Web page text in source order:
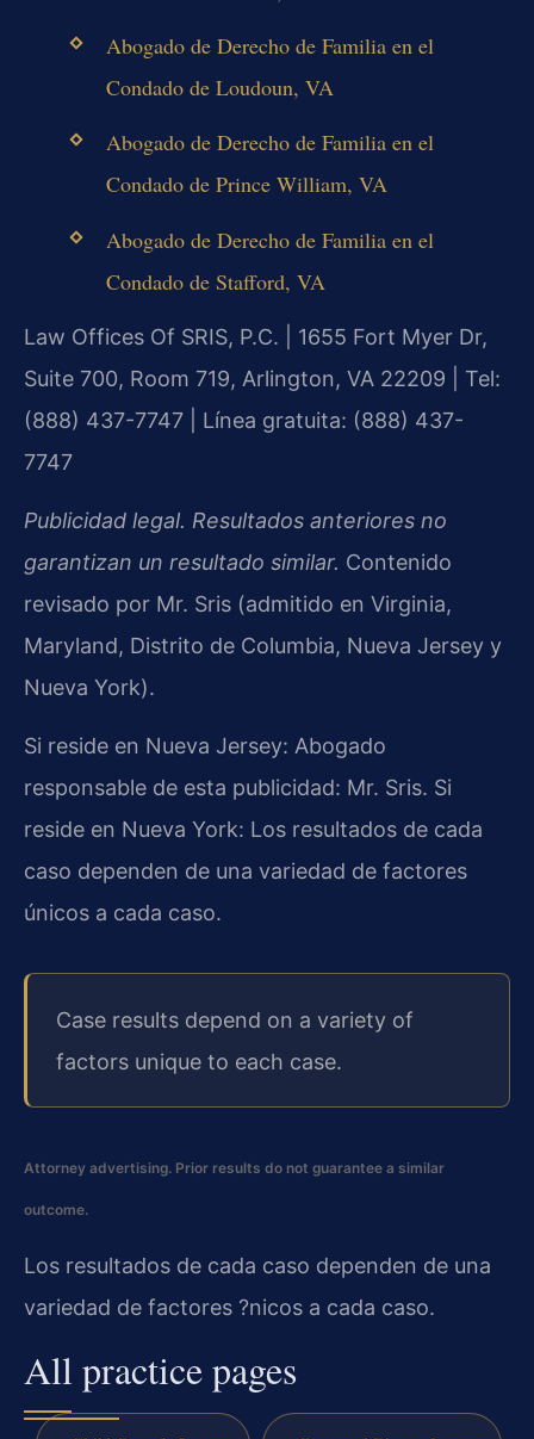
Abogado de Derecho de Familia en el
Condado de Loudoun, VA
Abogado de Derecho de Familia en el
Condado de Prince William, VA
Abogado de Derecho de Familia en el
Condado de Stafford, VA
Law Offices Of SRIS, P.C. | 1655 Fort Myer Dr,
Suite 700, Room 719, Arlington, VA 22209 | Tel:
(888) 437-7747 | Línea gratuita: (888) 437-
7747
Publicidad legal. Resultados anteriores no
garantizan un resultado similar. Contenido
revisado por Mr. Sris (admitido en Virginia,
Maryland, Distrito de Columbia, Nueva Jersey y
Nueva York).
Si reside en Nueva Jersey: Abogado
responsable de esta publicidad: Mr. Sris. Si
reside en Nueva York: Los resultados de cada
caso dependen de una variedad de factores
únicos a cada caso.
Case results depend on a variety of
factors unique to each case.
Attorney advertising. Prior results do not guarantee a similar
outcome.
Los resultados de cada caso dependen de una
variedad de factores ?nicos a cada caso.
All practice pages